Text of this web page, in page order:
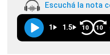
Escuchá la nota
1 1.5 10 10